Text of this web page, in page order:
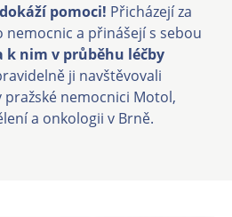
pomoci! Přicházejí za
a přinášejí s sebou
k nim v průběhu léčby
ji navštěvovali
nemocnici Motol,
a onkologii v Brně.